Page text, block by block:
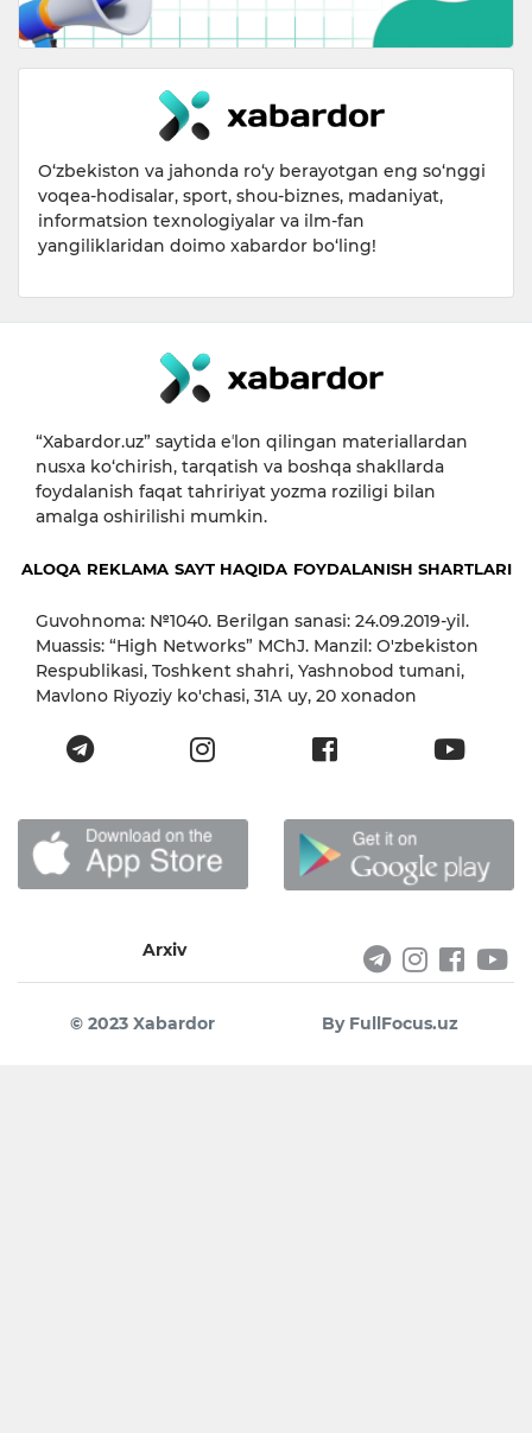
O‘zbekiston va jahonda ro‘y berayotgan eng so‘nggi
voqea-hodisalar, sport, shou-biznes, madaniyat,
informatsion texnologiyalar va ilm-fan
yangiliklaridan doimo xabardor bo‘ling!
“Xabardor.uz” saytida eʼlon qilingan materiallardan
nusxa ko‘chirish, tarqatish va boshqa shakllarda
foydalanish faqat tahririyat yozma roziligi bilan
amalga oshirilishi mumkin.
ALOQA REKLAMA SAYT HAQIDA FOYDALANISH SHARTLARI
Guvohnoma: №1040. Berilgan sanasi: 24.09.2019-yil.
Muassis: “High Networks” MChJ. Manzil: O'zbekiston
Respublikasi, Toshkent shahri, Yashnobod tumani,
Mavlono Riyoziy ko'chasi, 31А uy, 20 xonadon
Arxiv
© 2023 Xabardor By FullFocus.uz